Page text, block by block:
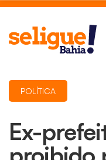
Ex-
POLÍTICA